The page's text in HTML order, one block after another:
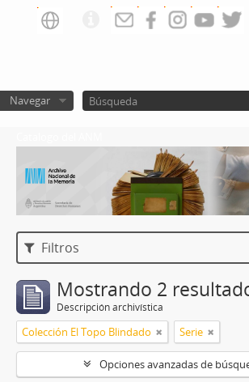
Navegar
Filtros
Mostrando 2
Descripción archivística
Colección El Topo Blindado Serie
Opciones avanzadas de